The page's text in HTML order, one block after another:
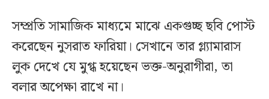
সম্প্রতি সামাজিক মাধ্যমে মাঝে একগুচ্ছ ছবি পোস্ট
করেছেন নুসরাত ফারিয়া। সেখানে তার গ্ল্যামারাস
লুক দেখে যে মুগ্ধ হয়েছেন ভক্ত-অনুরাগীরা, তা
বলার অপেক্ষা রাখে না।